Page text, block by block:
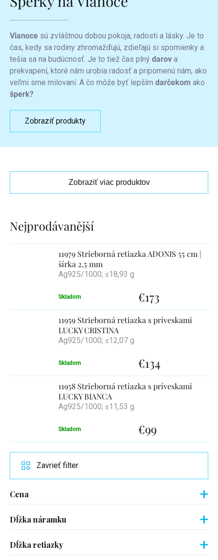
Vianoce sú zvláštnou dobou pokoja, radosti a lásky. Je to
čas, kedy sa rodiny zhromažďujú, zdieľajú si spomienky a
tešia sa na budúcnosť. Je to tiež čas plný darov a
prekvapení, ktoré nám urobia radosť a pripomenú nám, ako
veľmi sme milovaní. A čo môže byť lepším darčekom ako
šperk?
Zobraziť produkty
Zobraziť viac produktov
11979 Strieborná retiazka ADONIS 55 cm |
šírka 2,5 mm
Ag925/1000; ≤18,93 g
Skladom €173
11959 Strieborná retiazka s príveskami
LUCKY CRISTINA
Ag925/1000; ≤12,07 g
Skladom €134
11958 Strieborná retiazka s príveskami
LUCKY BIANCA
Ag925/1000; ≤11,53 g
Skladom €99
Zavrieť filter
Cena
Dĺžka náramku
Dĺžka retiazky
Výpis
produktov